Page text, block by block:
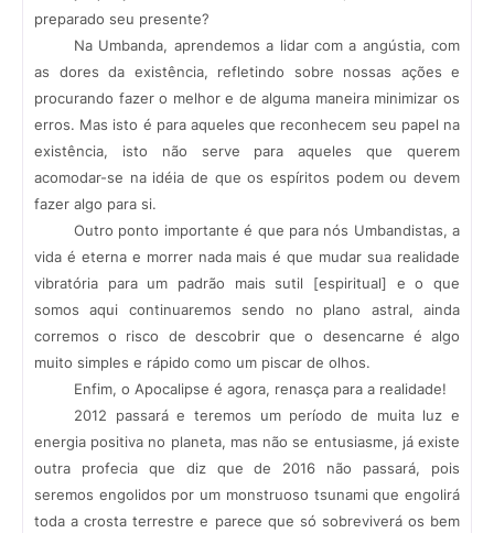
preparado seu presente?
Na Umbanda, aprendemos a lidar com a angústia, com
as dores da existência, refletindo sobre nossas ações e
procurando fazer o melhor e de alguma maneira minimizar os
erros. Mas isto é para aqueles que reconhecem seu papel na
existência, isto não serve para aqueles que querem
acomodar-se na idéia de que os espíritos podem ou devem
fazer algo para si.
Outro ponto importante é que para nós Umbandistas, a
vida é eterna e morrer nada mais é que mudar sua realidade
vibratória para um padrão mais sutil [espiritual] e o que
somos aqui continuaremos sendo no plano astral, ainda
corremos o risco de descobrir que o desencarne é algo
muito simples e rápido como um piscar de olhos.
Enfim, o Apocalipse é agora, renasça para a realidade!
2012 passará e teremos um período de muita luz e
energia positiva no planeta, mas não se entusiasme, já existe
outra profecia que diz que de 2016 não passará, pois
seremos engolidos por um monstruoso tsunami que engolirá
toda a crosta terrestre e parece que só sobreviverá os bem